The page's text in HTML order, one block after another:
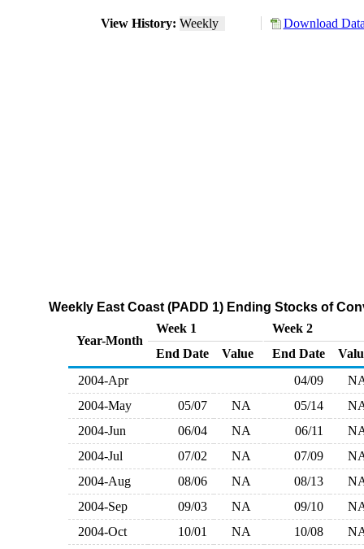
View History: Weekly Download
Weekly East Coast (PADD 1) Ending Stocks of
Year-Month
Week 1
Week 2
End Date
Value End Date
2004-Apr
04/09
2004-May
05/07 NA 05/14
2004-Jun
06/04 NA 06/11
2004-Jul
07/02 NA 07/09
2004-Aug
08/06 NA 08/13
2004-Sep
09/03 NA 09/10
2004-Oct
10/01 NA 10/08